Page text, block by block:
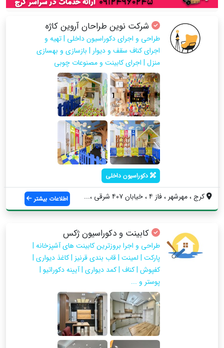
شرکت نوین طراحان آروین کاژه
طراحی و اجرای دکوراسیون داخلی | تهیه و
اجرای کناف سقف و دیوار | بازسازی و بهسازی
منزل | اجرای کابینت و مصنوعات چوبی
دکوراسیون داخلی
کرج ، مهرشهر ، فاز ۴ ، خیابان ۴۰۷ شرقی ،... اطلاعات بیشتر
کابینت و دکوراسیون ژکس
طراحی و اجرا بروزترین کابینت های آشپزخانه |
پارکت | لمینت | قاب بندی قرنیز | کاغذ دیواری |
کفپوش | کناف | کمد دیواری | آیینه دکوراتیو |
پوستر و ...